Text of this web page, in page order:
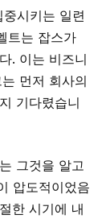
시키는 일련
트는 잡스가
. 이는 비즈니
먼저 회사의
기다렸습니
그것을 알고
압도적이었음
한 시기에 내